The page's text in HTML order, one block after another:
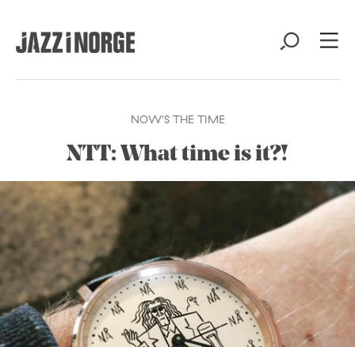
NOW'S THE TIME
NTT: What time is it?!